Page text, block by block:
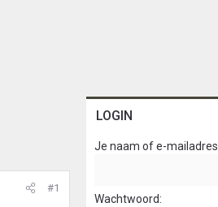
#1
LOGIN
Je naam of e-mailadres
Wachtwoord